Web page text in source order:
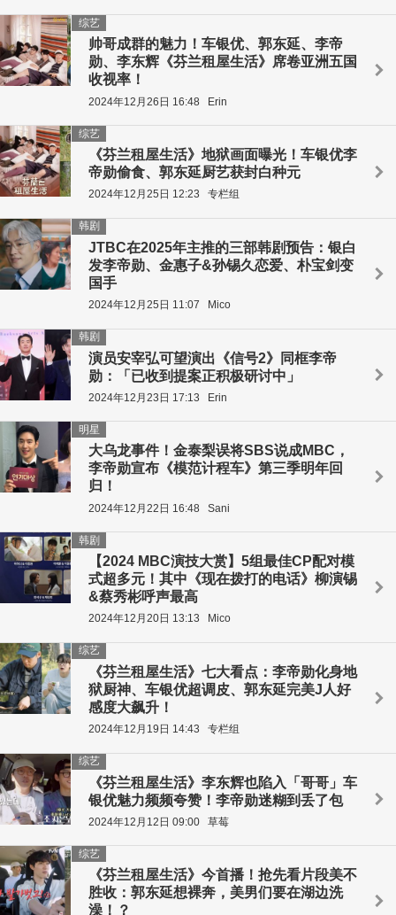
帅哥成群的魅力！车银优、郭东延、李帝
勋、李东辉《芬兰租屋生活》席卷亚洲五国
收视率！
综艺
2024年12月26日 16:48 Erin
《芬兰租屋生活》地狱画面曝光！车银优李
帝勋偷食、郭东延厨艺获封白种元
综艺
2024年12月25日 12:23 专栏组
JTBC在2025年主推的三部韩剧预告：银白
发李帝勋、金惠子&孙锡久恋爱、朴宝剑变
国手
韩剧
2024年12月25日 11:07 Mico
演员安宰弘可望演出《信号2》同框李帝
勋：「已收到提案正积极研讨中」
韩剧
2024年12月23日 17:13 Erin
大乌龙事件！金泰梨误将SBS说成MBC，
李帝勋宣布《模范计程车》第三季明年回
归！
明星
2024年12月22日 16:48 Sani
【2024 MBC演技大赏】5组最佳CP配对模
式超多元！其中《现在拨打的电话》柳演锡
&蔡秀彬呼声最高
韩剧
2024年12月20日 13:13 Mico
《芬兰租屋生活》七大看点：李帝勋化身地
狱厨神、车银优超调皮、郭东延完美J人好
感度大飙升！
综艺
2024年12月19日 14:43 专栏组
《芬兰租屋生活》李东辉也陷入「哥哥」车
银优魅力频频夸赞！李帝勋迷糊到丢了包
综艺
2024年12月12日 09:00 草莓
《芬兰租屋生活》今首播！抢先看片段美不
胜收：郭东延想裸奔，美男们要在湖边洗
澡！？
综艺